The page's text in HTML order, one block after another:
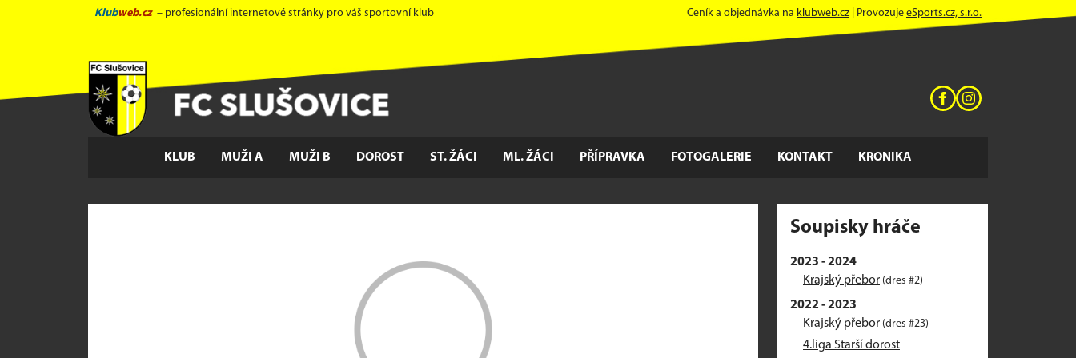
Klubweb.cz – profesionální internetové stránky pro váš sportovní klub Ceník a objednávka na klubweb.cz | Provozuje eSports.cz, s.r.o.
KLUB MUŽI A MUŽI B DOROST ST. ŽÁCI ML. ŽÁCI PŘÍPRAVKA FOTOGALERIE KONTAKT KRONIKA
Soupisky hráče
2023 - 2024
Krajský přebor (dres #2)
2022 - 2023
Krajský přebor (dres #23)
4.liga Starší dorost